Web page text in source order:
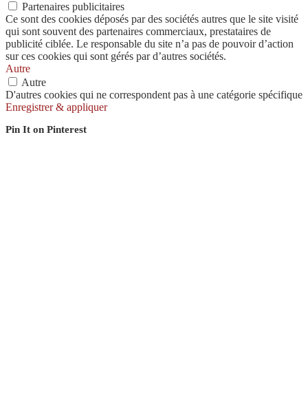
Partenaires publicitaires
Ce sont des cookies déposés par des sociétés autres que le site visité
qui sont souvent des partenaires commerciaux, prestataires de
publicité ciblée. Le responsable du site n’a pas de pouvoir d’action
sur ces cookies qui sont gérés par d’autres sociétés.
Autre
Autre
D'autres cookies qui ne correspondent pas à une catégorie spécifique
Enregistrer & appliquer
Pin It on Pinterest